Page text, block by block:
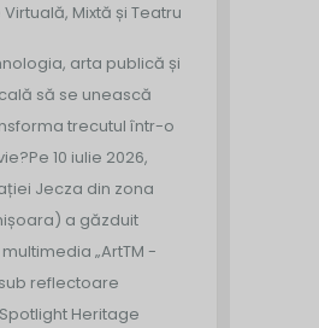
Mixtă și Teatru
arta publică și
să se unească
trecutul într-o
Pe 10 iulie 2026,
Jecza din zona
a găzduit
„ArtTM -
reflectoare
Heritage